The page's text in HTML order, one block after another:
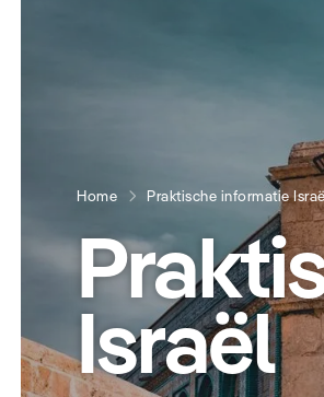
Home Praktische informatie
Israël